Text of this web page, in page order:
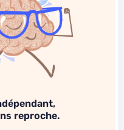
reproche.